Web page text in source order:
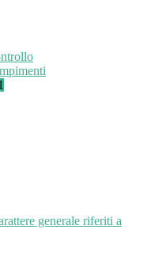
generale riferiti a